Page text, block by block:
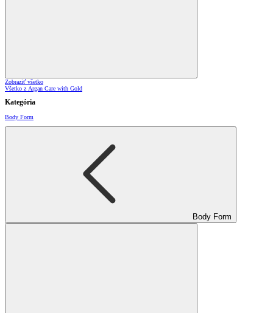
Zobraziť všetko
Všetko z Argan Care with Gold
Kategória
Body Form
Body Form